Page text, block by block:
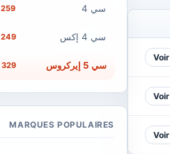
Voir
Voir
Voir
سي 4 259 900 MAD
سي 4 إكس 249 900 MAD
سي 5 إيركروس 329 900 MAD
MARQUES POPULAIRES